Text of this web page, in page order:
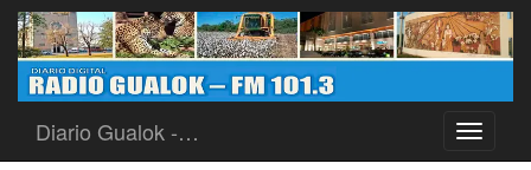
Toggle
Diario Gualok -…